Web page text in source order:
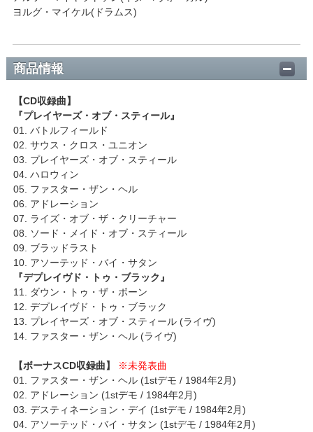
ヨルグ・マイケル(ドラムス)
商品情報
【CD収録曲】
『プレイヤーズ・オブ・スティール』
01. バトルフィールド
02. サウス・クロス・ユニオン
03. プレイヤーズ・オブ・スティール
04. ハロウィン
05. ファスター・ザン・ヘル
06. アドレーション
07. ライズ・オブ・ザ・クリーチャー
08. ソード・メイド・オブ・スティール
09. ブラッドラスト
10. アソーテッド・バイ・サタン
『デプレイヴド・トゥ・ブラック』
11. ダウン・トゥ・ザ・ボーン
12. デプレイヴド・トゥ・ブラック
13. プレイヤーズ・オブ・スティール (ライヴ)
14. ファスター・ザン・ヘル (ライヴ)
【ボーナスCD収録曲】
※未発表曲
01. ファスター・ザン・ヘル (1stデモ / 1984年2月)
02. アドレーション (1stデモ / 1984年2月)
03. デスティネーション・デイ (1stデモ / 1984年2月)
04. アソーテッド・バイ・サタン (1stデモ / 1984年2月)